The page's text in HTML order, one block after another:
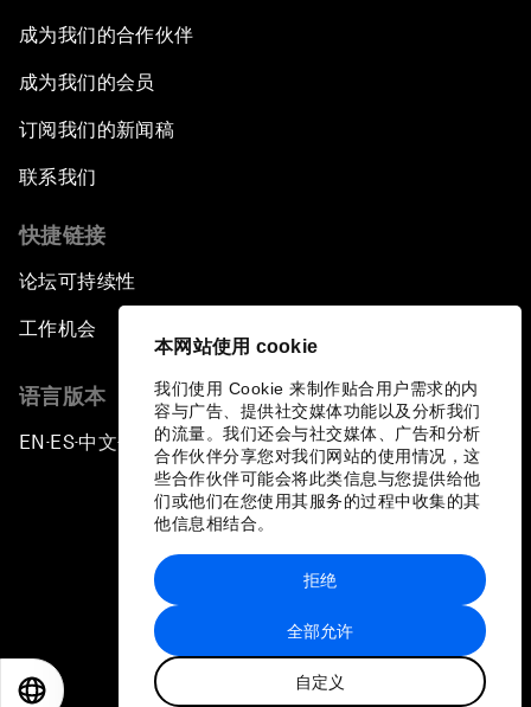
本网站使用 cookie
我们使用 Cookie 来制作贴合用户需求的内
容与广告、提供社交媒体功能以及分析我们
的流量。我们还会与社交媒体、广告和分析
合作伙伴分享您对我们网站的使用情况，这
些合作伙伴可能会将此类信息与您提供给他
们或他们在您使用其服务的过程中收集的其
他信息相结合。
全部允许
自定义
拒绝
成为我们的合作伙伴
成为我们的会员
订阅我们的新闻稿
联系我们
快捷链接
论坛可持续性
工作机会
语言版本
EN ▪ES▪中文▪ 日本語
站点地图
世界经济论坛